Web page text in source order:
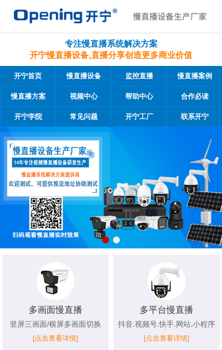
专注慢直播系统解决方案
开宁慢直播设备,直播分享创造更多商业价值
开宁首页 慢直播设备 监控直播 慢直播案例
慢直播方案 视频中心 帮助中心 合作必读
开宁学院 常见问题 开宁工厂 联系开宁
多画面慢直播
竖屏三画面/横屏多画面切换
[点击查看详情]
多平台慢直播
抖音.视频号.快手.网站.小程序
[点击查看详情]